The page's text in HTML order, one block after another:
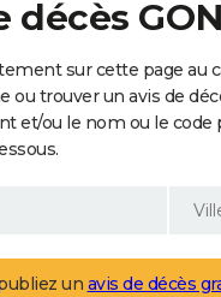
décès
sur cette page au
ou trouver un avis de
et/ou le nom ou le
un avis de décès